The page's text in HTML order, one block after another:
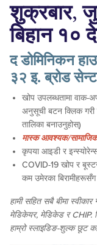
शुक्रबार,
बिहान १०
द डोमिनिकन
३२ इ. ब्रोड
खोप उपलब्धतामा वाक-
अनुसूची बटन क्लिक गरी
तालिका बनाउनुहोस्)
मास्क आवश्यक/
कृपया आइडी र
COVID-19 खोप र
कम उमेरका बिरामीहरूसँग
हामी सहित सबै बीमा स्वीकार
मेडिकेयर, मेडिकेड र CHIP.
हाम्रो स्लाइडिङ-शुल्क छूट